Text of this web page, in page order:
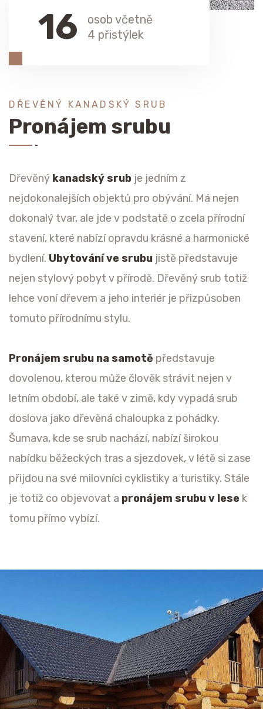
16
osob včetně
4 přistýlek
DŘEVĚNÝ KANADSKÝ SRUB
Pronájem srubu
Dřevěný kanadský srub je jedním z
nejdokonalejších objektů pro obývání. Má nejen
dokonalý tvar, ale jde v podstatě o zcela přírodní
stavení, které nabízí opravdu krásné a harmonické
bydlení. Ubytování ve srubu jistě představuje
nejen stylový pobyt v přírodě. Dřevěný srub totiž
lehce voní dřevem a jeho interiér je přizpůsoben
tomuto přírodnímu stylu.
Pronájem srubu na samotě představuje
dovolenou, kterou může člověk strávit nejen v
letním období, ale také v zimě, kdy vypadá srub
doslova jako dřevěná chaloupka z pohádky.
Šumava, kde se srub nachází, nabízí širokou
nabídku běžeckých tras a sjezdovek, v létě si zase
přijdou na své milovníci cyklistiky a turistiky. Stále
je totiž co objevovat a pronájem srubu v lese k
tomu přímo vybízí.